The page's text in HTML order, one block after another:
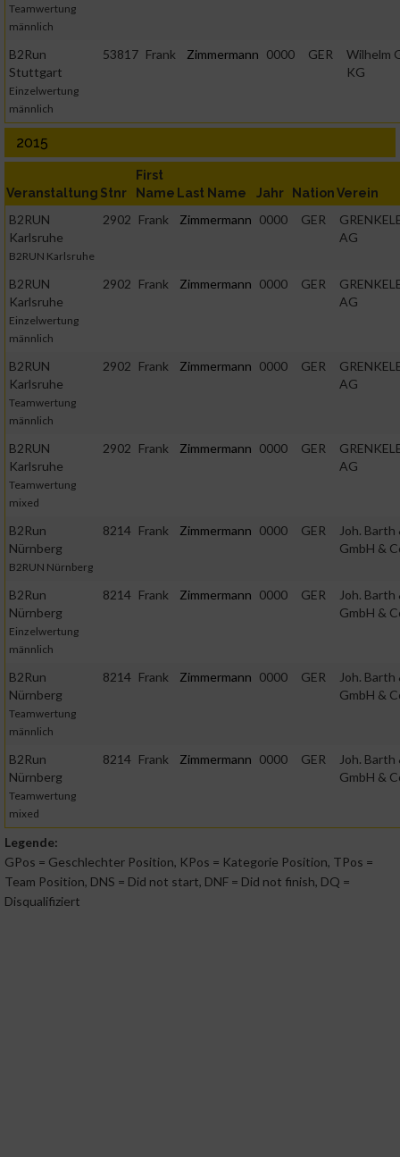
Teamwertung
männlich
B2Run
Stuttgart
Einzelwertung
männlich
53817 Frank Zimmermann 0000 GER
Wilhelm
KG
2015
Veranstaltung Stnr
First
Name Last Name Jahr NationVerein
B2RUN
Karlsruhe
B2RUN Karlsruhe
2902 Frank Zimmermann 0000 GER
AG
B2RUN
Karlsruhe
Einzelwertung
männlich
2902 Frank Zimmermann 0000 GER
AG
B2RUN
Karlsruhe
Teamwertung
männlich
2902 Frank Zimmermann 0000 GER
AG
B2RUN
Karlsruhe
Teamwertung
mixed
2902 Frank Zimmermann 0000 GER
AG
B2Run
Nürnberg
B2RUN Nürnberg
8214 Frank Zimmermann 0000 GER
Joh. Barth
GmbH &
B2Run
Nürnberg
Einzelwertung
männlich
8214 Frank Zimmermann 0000 GER
Joh. Barth
GmbH &
B2Run
Nürnberg
Teamwertung
männlich
8214 Frank Zimmermann 0000 GER
Joh. Barth
GmbH &
B2Run
Nürnberg
Teamwertung
mixed
8214 Frank Zimmermann 0000 GER
Joh. Barth
GmbH &
Legende:
GPos = Geschlechter Position, KPos = Kategorie Position, TPos =
Team Position, DNS = Did not start, DNF = Did not finish, DQ =
Disqualifiziert